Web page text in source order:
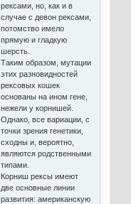
рексами, но, как и в
случае с девон рексами,
потомство имело
прямую и гладкую
шерсть.
Таким образом, мутации
этих разновидностей
рексовых кошек
основаны на ином гене,
нежели у корнишей.
Однако, все вариации, с
точки зрения генетики,
сходны и, вероятно,
являются родственными
типами.
Корниш рексы имеют
две основные линии
развития: американскую